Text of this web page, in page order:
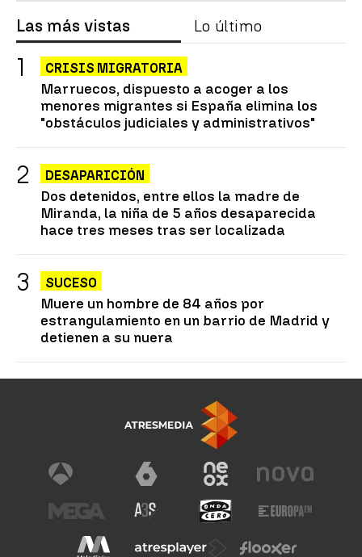
Las más vistas Lo último
CRISIS MIGRATORIA
Marruecos, dispuesto a acoger a los
menores migrantes si España elimina los
"obstáculos judiciales y administrativos"
DESAPARICIÓN
Dos detenidos, entre ellos la madre de
Miranda, la niña de 5 años desaparecida
hace tres meses tras ser localizada
SUCESO
Muere un hombre de 84 años por
estrangulamiento en un barrio de Madrid y
detienen a su nuera